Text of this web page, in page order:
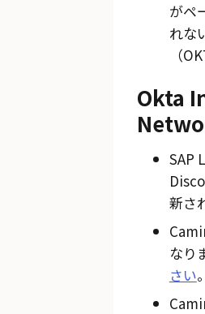
がペ
れな
（
Okta
SAP
新さ
なり
さい